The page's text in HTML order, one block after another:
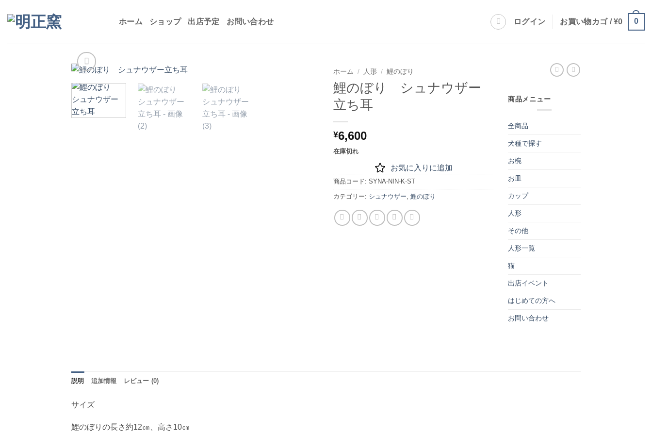
content
ホーム ショップ 出店予定 お問い合わせ ログイン お買い物カゴ /¥0 0
ホーム / 人形 / 鯉のぼり
鯉のぼり シュナウザー
立ち耳
¥6,600
在庫切れ
お気に入りに追加
商品コード: SYNA-NIN-K-ST
カテゴリー: シュナウザー 鯉のぼり
商品メニュー
全商品
犬種で探す
お椀
お皿
カップ
人形
その他
人形一覧
猫
出店イベント
はじめての方へ
お問い合わせ
説明 追加情報 レビュー (0)
サイズ
鯉のぼりの長さ約12㎝、高さ10㎝